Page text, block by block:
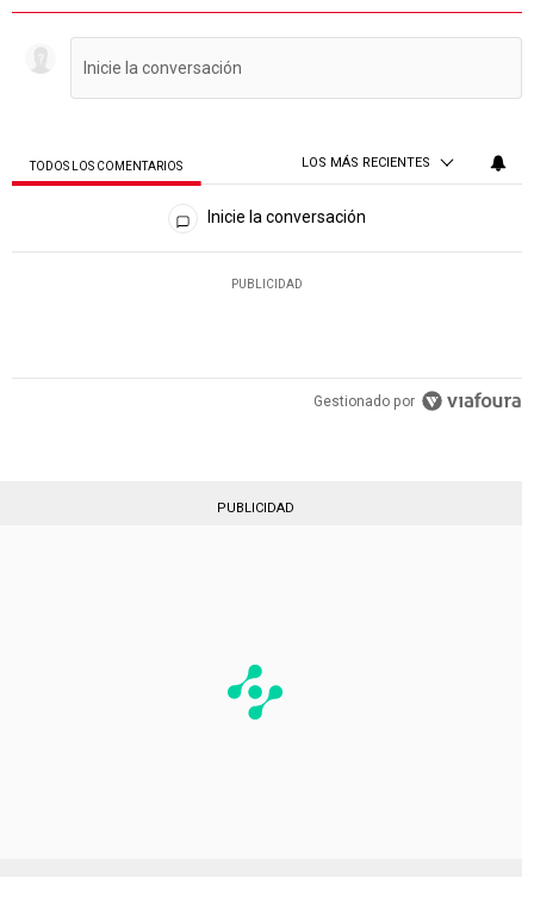
TODOS LOS COMENTARIOS LOS MÁS RECIENTES
Todos los comentarios
Inicie la conversación
PUBLICIDAD
Gestionado por
PUBLICIDAD